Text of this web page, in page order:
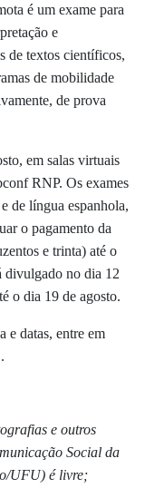
é um exame para
e
de textos científicos,
de mobilidade
de prova
em salas virtuais
RNP. Os exames
de língua espanhola,
o pagamento da
e trinta) até o
divulgado no dia 12
o dia 19 de agosto.
e datas, entre em
.
e outros
Social da
UFU) é livre;